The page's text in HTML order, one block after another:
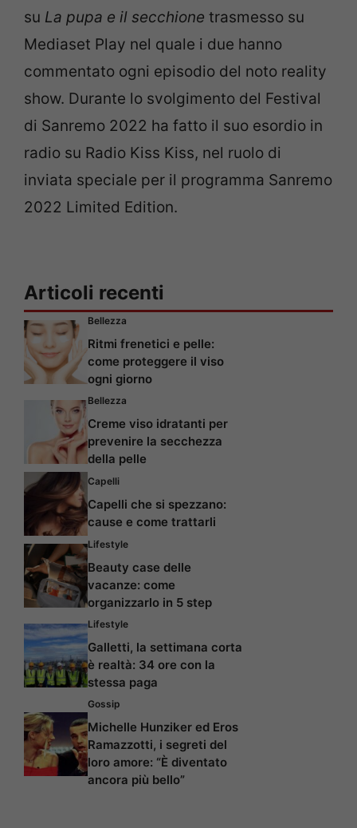
su La pupa e il secchione trasmesso su
Mediaset Play nel quale i due hanno
commentato ogni episodio del noto reality
show. Durante lo svolgimento del Festival
di Sanremo 2022 ha fatto il suo esordio in
radio su Radio Kiss Kiss, nel ruolo di
inviata speciale per il programma Sanremo
2022 Limited Edition.
Articoli recenti
Bellezza
Ritmi frenetici e pelle:
come proteggere il viso
ogni giorno
Bellezza
Creme viso idratanti per
prevenire la secchezza
della pelle
Capelli
Capelli che si spezzano:
cause e come trattarli
Lifestyle
Beauty case delle
vacanze: come
organizzarlo in 5 step
Lifestyle
Galletti, la settimana corta
è realtà: 34 ore con la
stessa paga
Gossip
Michelle Hunziker ed Eros
Ramazzotti, i segreti del
loro amore: “È diventato
ancora più bello”